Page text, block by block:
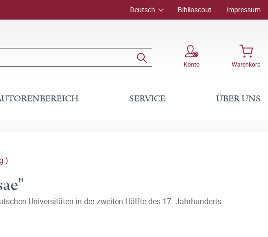
Deutsch Biblioscout Impressum
Konto Warenkorb
SERVICE ÜBER UNS
Universitäten in der zweiten Hälfte des 17. Jahrhunderts